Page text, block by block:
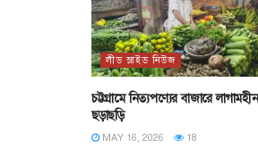
লীড স্লাইড নিউজ
চট্টগ্রামে নিত্যপণ্যের বাজারে
ছড়াছড়ি
MAY 16, 2026 18